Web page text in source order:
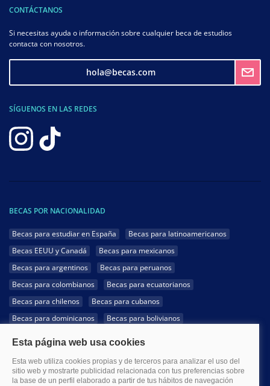
CONTÁCTANOS
Si necesitas ayuda o información sobre cualquier beca de estudios
contacta con nosotros.
hola@becas.com
SÍGUENOS EN LAS REDES
BECAS POR NACIONALIDAD
Becas para estudiar en España
Becas para latinoamericanos
Becas EEUU y Canadá
Becas para mexicanos
Becas para argentinos
Becas para peruanos
Becas para colombianos
Becas para ecuatorianos
Becas para chilenos
Becas para cubanos
Becas para dominicanos
Becas para bolivianos
Becas para hondureños
Becas para paraguayos